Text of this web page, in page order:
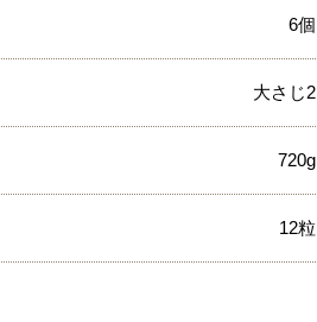
6個
大さじ2
720g
12粒